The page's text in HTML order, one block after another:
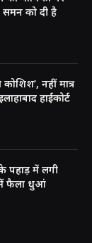
को दी है
नहीं मात्र
हाईकोर्ट
पहाड़ में लगी
फैला धुआं